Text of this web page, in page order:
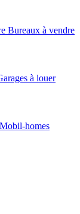
Bureaux à vendre
à louer
Mobil-homes